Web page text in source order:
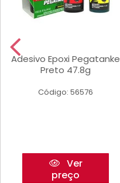
Adesivo Epoxi Pegatanke
Preto 47.8g
Código: 56576
Ver
preço